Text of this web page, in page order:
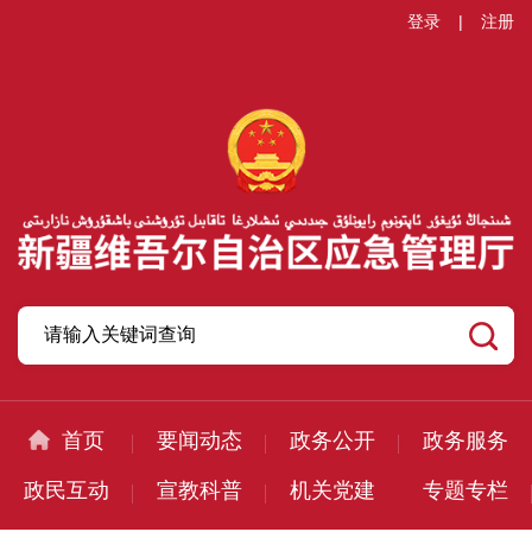
登录 | 注册
首页 要闻动态 政务公开 政务服务
政民互动 宣教科普 机关党建 专题专栏